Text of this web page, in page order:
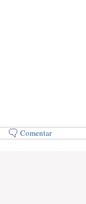
Comentar